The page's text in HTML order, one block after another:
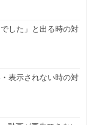
した」と出る時の対
表示されない時の対